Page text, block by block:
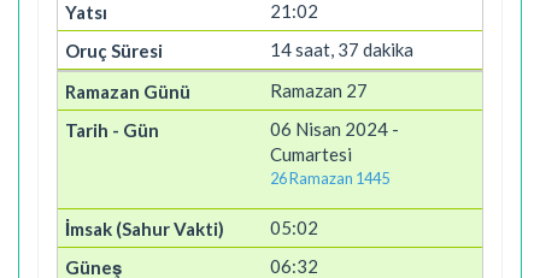
21:02
14 saat, 37 dakika
Ramazan 27
06 Nisan 2024 -
Cumartesi
26 Ramazan 1445
05:02
06:32